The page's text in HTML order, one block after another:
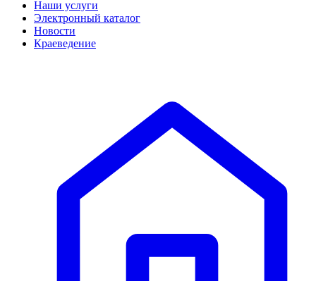
Наши услуги
Электронный каталог
Новости
Краеведение